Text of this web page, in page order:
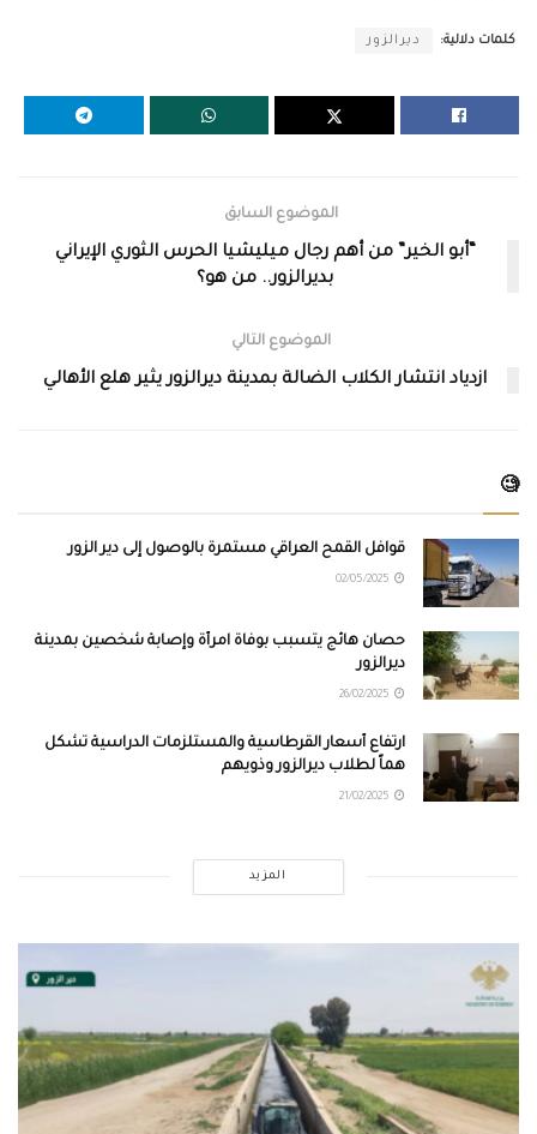
كلمات دلالية: ديرالزور
الموضوع السابق
“أبو الخير” من أهم رجال ميليشيا الحرس الثوري الإيراني
بديرالزور.. من هو؟
الموضوع التالي
ازدياد انتشار الكلاب الضالة بمدينة ديرالزور يثير هلع الأهالي
🧐
قوافل القمح العراقي مستمرة بالوصول إلى دير الزور
حصان هائج يتسبب بوفاة امرأة وإصابة شخصين بمدينة
ديرالزور
ارتفاع أسعار القرطاسية والمستلزمات الدراسية تشكل
هماً لطلاب ديرالزور وذويهم
المزيد